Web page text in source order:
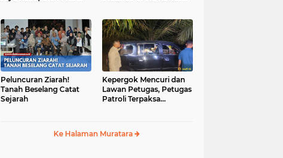
Peluncuran Ziarah!
Tanah Beselang Catat
Sejarah
Kepergok Mencuri dan
Lawan Petugas, Petugas
Patroli Terpaksa
Ke Halaman Muratara